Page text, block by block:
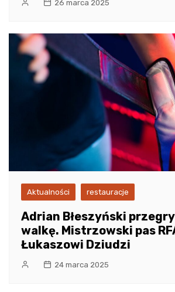
26 marca 2025
Aktualności restauracje
Adrian Błeszyński
walkę. Mistrzowski pas
Łukaszowi Dziudzi
24 marca 2025